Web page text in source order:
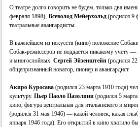
О театре долго говорить не будем, только два
февраля 1898), Всеволод Мейерхольд (родился 9
театральные авангардисты.
В важнейшем из искусств (кино) положение
Собак-режиссеров не поддается никакому
и многослойных. Сергей Эйзенштейн (родился
общепризнанный новатор, пионер и авангардист.
Акиро Куросава (родился 23 марта 1910 года)
культуру. Пьер Паоло Пазолини (родился 5
кино, фигура центральная для итальянского и
(родился 31 мая 1946) — какой человек, какая
января 1946 года). Его открытий в кино хватило